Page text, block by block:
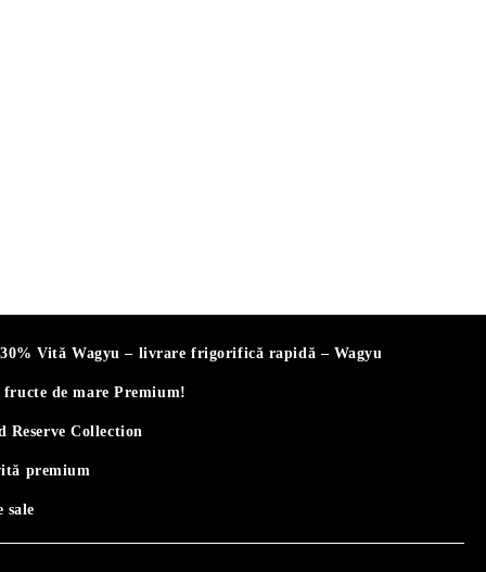
Vită Wagyu – livrare frigorifică rapidă – Wagyu
fructe de mare Premium!
Reserve Collection
premium
sale